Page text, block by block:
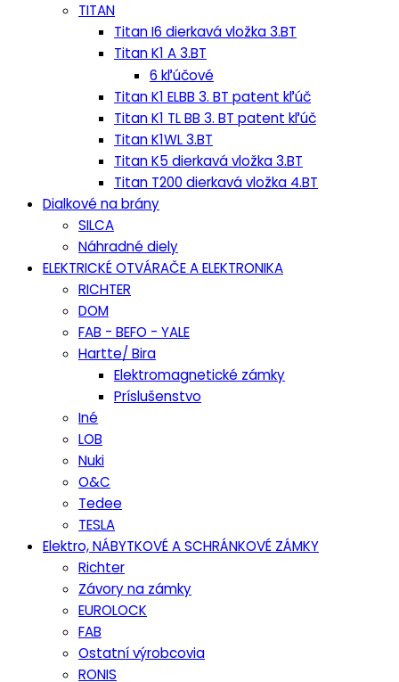
TITAN
Titan I6 dierkavá vložka 3.BT
Titan K1 A 3.BT
6 kľúčové
Titan K1 ELBB 3. BT patent kľúč
Titan K1 TL BB 3. BT patent kľúč
Titan K1WL 3.BT
Titan K5 dierkavá vložka 3.BT
Titan T200 dierkavá vložka 4.BT
Dialkové na brány
SILCA
Náhradné diely
ELEKTRICKÉ OTVÁRAČE A ELEKTRONIKA
RICHTER
DOM
FAB - BEFO - YALE
Hartte/ Bira
Elektromagnetické zámky
Príslušenstvo
Iné
LOB
Nuki
O&C
Tedee
TESLA
Elektro, NÁBYTKOVÉ A SCHRÁNKOVÉ ZÁMKY
Richter
Závory na zámky
EUROLOCK
FAB
Ostatní výrobcovia
RONIS